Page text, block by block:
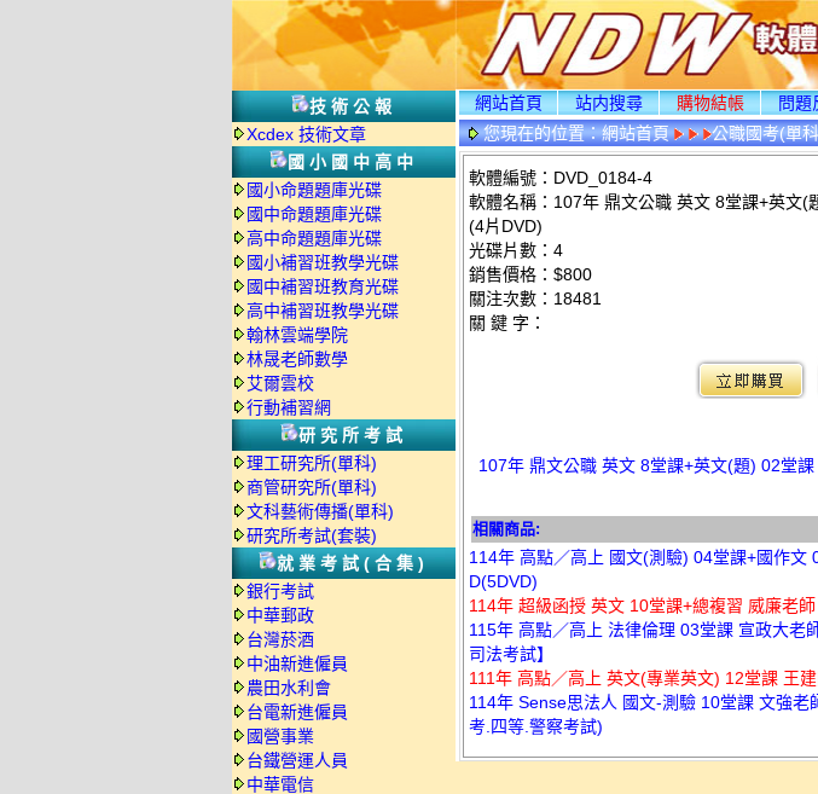
技術公報
Xcdex 技術文章
國小國中高中
國小命題題庫光碟
國中命題題庫光碟
高中命題題庫光碟
國小補習班教學光碟
國中補習班教育光碟
高中補習班教學光碟
翰林雲端學院
林晟老師數學
艾爾雲校
行動補習網
研究所考試
理工研究所(單科)
商管研究所(單科)
文科藝術傳播(單科)
研究所考試(套裝)
就業考試(合集)
銀行考試
中華郵政
台灣菸酒
中油新進僱員
農田水利會
台電新進僱員
國營事業
台鐵營運人員
中華電信
網站首頁 站内搜尋 購物結帳 問題
您現在的位置：網站首頁 公職國考(單
軟體編號：DVD_0184-4
軟體名稱：107年 鼎文公職 英文 8堂課+英文
(4片DVD)
光碟片數：4
銷售價格：$800
關注次數： 18481
關 鍵 字：
107年 鼎文公職 英文 8堂課+英文(題) 02堂
相關商品:
114年 高點／高上 國文(測驗) 04堂課+國作文
D(5DVD)
114年 超級函授 英文 10堂課+總複習 威廉老
115年 高點／高上 法律倫理 03堂課 宣政大老
司法考試】
111年 高點／高上 英文(專業英文) 12堂課 王
114年 Sense思法人 國文-測驗 10堂課 文強
考.四等.警察考試)